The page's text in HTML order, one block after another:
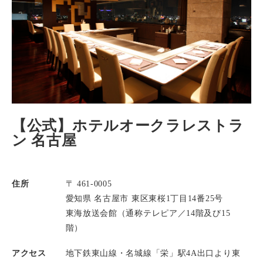
【公式】ホテルオークラレストラ
ン 名古屋
住所
〒 461-0005
愛知県 名古屋市 東区東桜1丁目14番25号
東海放送会館（通称テレピア／14階及び15
階）
アクセス
地下鉄東山線・名城線「栄」駅4A出口より東